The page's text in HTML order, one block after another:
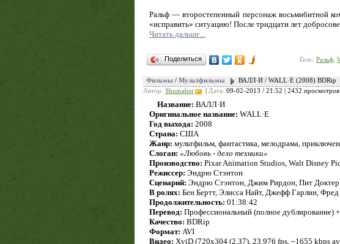
Ральф — второстепенный персонаж восьмибитной
«исправить» ситуацию! После тридцати лет
Читать дальше...
Поделиться Теги: Ральф
Фильмы / Мультфильмы
ВАЛЛ·И / WALL·E (2008) BDRip
Автор: Shumaher Дата: 09-02-2013 / 21:52 | 2432 просмотров
Название: ВАЛЛ·И
Оригинальное название: WALL·E
Год выхода: 2008
Страна: США
Жанр: мультфильм, фантастика, мелодрама,
Слоган: «Любовь - дело техники»
Производство: Pixar Animation Studios, Walt Disney
Режиссер: Эндрю Стэнтон
Сценарий: Эндрю Стэнтон, Джим Рирдон, Пит Доктер
В ролях: Бен Бертт, Элисса Найт, Джефф Гарлин,
Продолжительность: 01:38:42
Перевод: Профессиональный (полное дублирование) +
Качество: BDRip
Формат: AVI
Видео: XviD (720x304 (2.37), 23.976 fps, ~1655 kbps